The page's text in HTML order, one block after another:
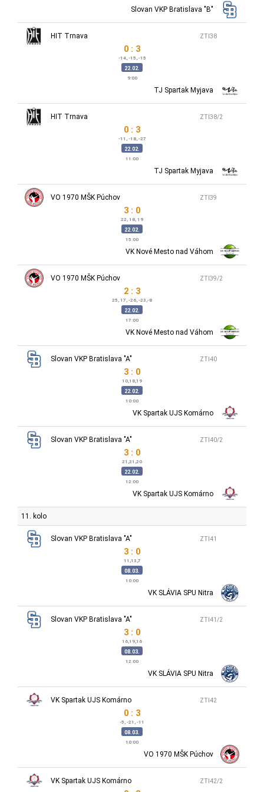
Slovan VKP Bratislava "B"
ZTI38
HIT Trnava
0 : 3
-14, -15, -15
22.02.
9:00
TJ Spartak Myjava
ZTI38/2
HIT Trnava
0 : 3
-11, -18, -27
22.02.
11:00
TJ Spartak Myjava
ZTI39
VO 1970 MŠK Púchov
3 : 0
22, 18, 19
22.02.
15:00
VK Nové Mesto nad Váhom
ZTI39/2
VO 1970 MŠK Púchov
2 : 3
25, 17, -26, -23,-8
22.02.
17:00
VK Nové Mesto nad Váhom
ZTI40
Slovan VKP Bratislava "A"
3 : 0
10,18,19
22.02.
10:00
VK Spartak UJS Komárno
ZTI40/2
Slovan VKP Bratislava "A"
3 : 0
21,21,20
22.02.
12:00
VK Spartak UJS Komárno
11. kolo
ZTI41
Slovan VKP Bratislava "A"
3 : 0
11,13,7
08.03.
10:00
VK SLÁVIA SPU Nitra
ZTI41/2
Slovan VKP Bratislava "A"
3 : 0
16,19,16
08.03.
12:00
VK SLÁVIA SPU Nitra
ZTI42
VK Spartak UJS Komárno
0 : 3
-5, -21, -11
08.03.
10:00
VO 1970 MŠK Púchov
ZTI42/2
VK Spartak UJS Komárno